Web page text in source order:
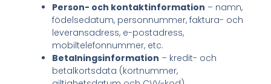
Person- och kontaktinformation – namn,
födelsedatum, personnummer, faktura- och
leveransadress, e-postadress,
mobiltelefonnummer, etc.
Betalningsinformation – kredit- och
betalkortsdata (kortnummer,